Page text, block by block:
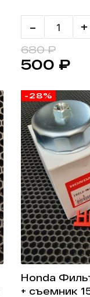
- +
500 ₽
680 ₽
-28%
Honda
+ съемник